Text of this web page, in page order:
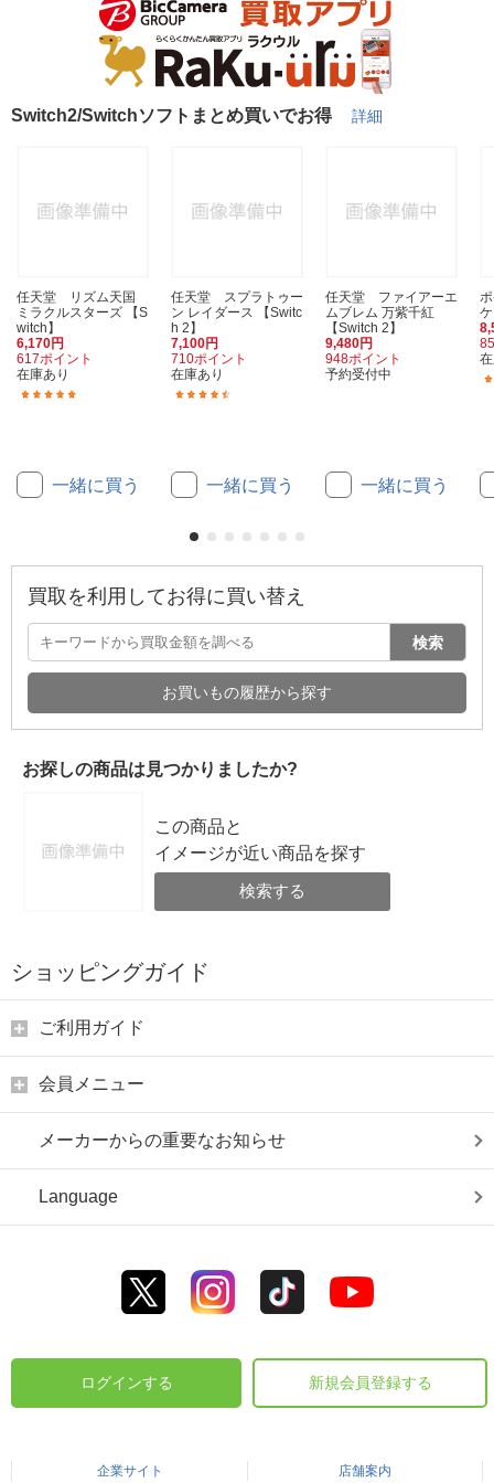
Switch2/Switchソフトまとめ買いでお得 詳細
任天堂 リズム天国
ミラクルスターズ 【S
witch】
6,170円
617ポイント
在庫あり
一緒に買う
任天堂 スプラトゥー
ン レイダース 【Switc
h 2】
7,100円
710ポイント
在庫あり
一緒に買う
任天堂 ファイアーエ
ムブレム 万紫千紅
【Switch 2】
9,480円
948ポイント
予約受付中
一緒に買う
買取を利用してお得に買い替え
検索
お買いもの履歴から探す
お探しの商品は見つかりましたか?
この商品と
イメージが近い商品を探す
検索する
ショッピングガイド
ご利用ガイド
会員メニュー
メーカーからの重要なお知らせ
Language
ログインする 新規会員登録する
企業サイト 店舗案内